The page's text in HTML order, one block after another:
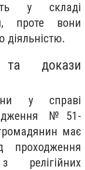
у складі
проте вони
діяльністю.
та докази
у справі
№51-
має
проходження
релігійних